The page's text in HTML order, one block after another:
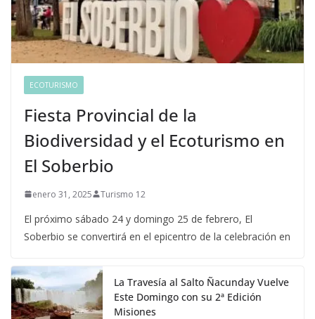
ECOTURISMO
Fiesta Provincial de la
Biodiversidad y el Ecoturismo en
El Soberbio
enero 31, 2025 Turismo 12
El próximo sábado 24 y domingo 25 de febrero, El
Soberbio se convertirá en el epicentro de la celebración en
La Travesía al Salto Ñacunday Vuelve
Este Domingo con su 2ª Edición
Misiones